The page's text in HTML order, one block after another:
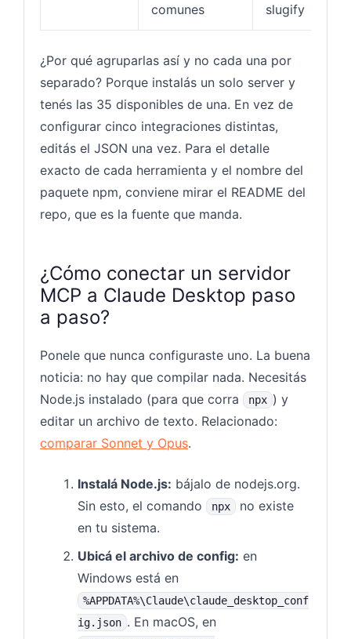
comunes
slugify
¿Por qué agruparlas así y no cada una por
separado? Porque instalás un solo server y
tenés las 35 disponibles de una. En vez de
configurar cinco integraciones distintas,
editás el JSON una vez. Para el detalle
exacto de cada herramienta y el nombre del
paquete npm, conviene mirar el README del
repo, que es la fuente que manda.
¿Cómo conectar un servidor
MCP a Claude Desktop paso
a paso?
Ponele que nunca configuraste uno. La buena
noticia: no hay que compilar nada. Necesitás
Node.js instalado (para que corra
npx ) y
editar un archivo de texto. Relacionado:
comparar Sonnet y Opus.
Instalá Node.js: bájalo de nodejs.org.
Sin esto, el comando
npx
no existe
en tu sistema.
Ubicá el archivo de config: en
Windows está en
%APPDATA%\Claude\claude_desktop_conf
ig.json . En macOS, en